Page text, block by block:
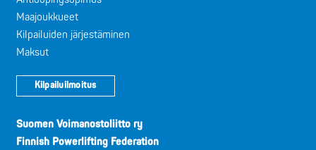
Maajoukkueet
Kilpailuiden järjestäminen
Maksut
Kilpailuilmoitus
Suomen Voimanostoliitto ry
Finnish Powerlifting Federation